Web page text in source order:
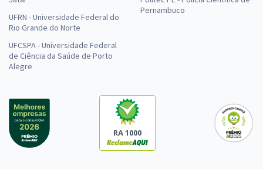
UFRN - Universidade Federal do
Rio Grande do Norte
UFCSPA - Universidade Federal
de Ciência da Saúde de Porto
Alegre
Pernambuco
RA 1000